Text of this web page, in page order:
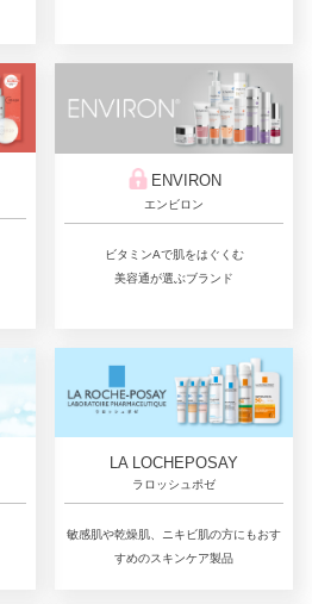
ENVIRON
エンビロン
ビタミンAで肌をはぐくむ
美容通が選ぶブランド
LA LOCHEPOSAY
ラロッシュポゼ
敏感肌や乾燥肌、ニキビ肌の方にもおす
すめのスキンケア製品